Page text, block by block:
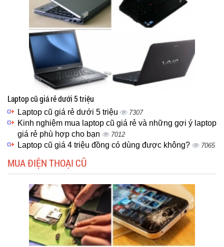
Laptop cũ giá rẻ dưới 5 triệu
Laptop cũ giá rẻ dưới 5 triệu 7307
Kinh nghiệm mua laptop cũ giá rẻ và những gợi ý laptop
giá rẻ phù hợp cho bạn
7012
Laptop cũ giá 4 triệu đồng có dùng được không? 7065
MUA ĐIỆN THOẠI CŨ